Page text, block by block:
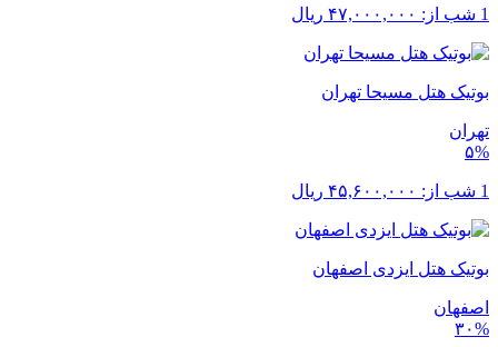
1 شب از: ۴۷,۰۰۰,۰۰۰ ریال
بوتیک هتل مسیحا تهران
تهران
۵%
1 شب از: ۴۵,۶۰۰,۰۰۰ ریال
بوتیک هتل ایزدی اصفهان
اصفهان
۳۰%